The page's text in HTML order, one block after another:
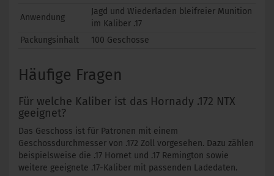
Anwendung
Jagd und Wiederladen bleifreier Munition
im Kaliber .17
Packungsinhalt
100 Geschosse
Häufige Fragen
Für welche Kaliber ist das Hornady .172 NTX
geeignet?
Das Geschoss ist für Patronen mit einem
Geschossdurchmesser von .172 Zoll vorgesehen. Dazu zählen
beispielsweise die .17 Hornet und .17 Remington sowie
weitere geeignete .17-Kaliber mit passenden Ladedaten.